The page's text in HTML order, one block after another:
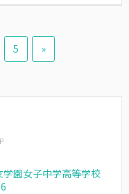
5 »
学園女子中学高等学校